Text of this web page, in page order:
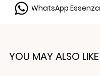
WhatsApp Essenza
YOU MAY ALSO LIKE